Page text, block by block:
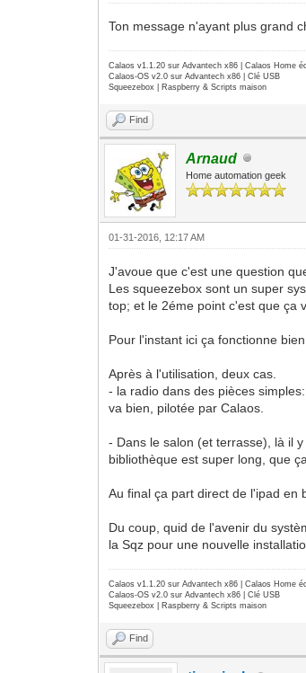
Ton message n'ayant plus grand
Calaos v1.1.20 sur Advantech x86 | Calaos Home
Calaos-OS v2.0 sur Advantech x86 | Clé USB
Squeezebox | Raspberry & Scripts maison
Find
Arnaud
Home automation geek
01-31-2016, 12:17 AM
J'avoue que c'est une question
Les squeezebox sont un super
top; et le 2éme point c'est que ça
Pour l'instant ici ça fonctionne
Après à l'utilisation, deux cas.
- la radio dans des pièces
va bien, pilotée par Calaos.
- Dans le salon (et terrasse), là il
bibliothèque est super long, que
Au final ça part direct de l'ipad en
Du coup, quid de l'avenir du
la Sqz pour une nouvelle
Calaos v1.1.20 sur Advantech x86 | Calaos Home
Calaos-OS v2.0 sur Advantech x86 | Clé USB
Squeezebox | Raspberry & Scripts maison
Find